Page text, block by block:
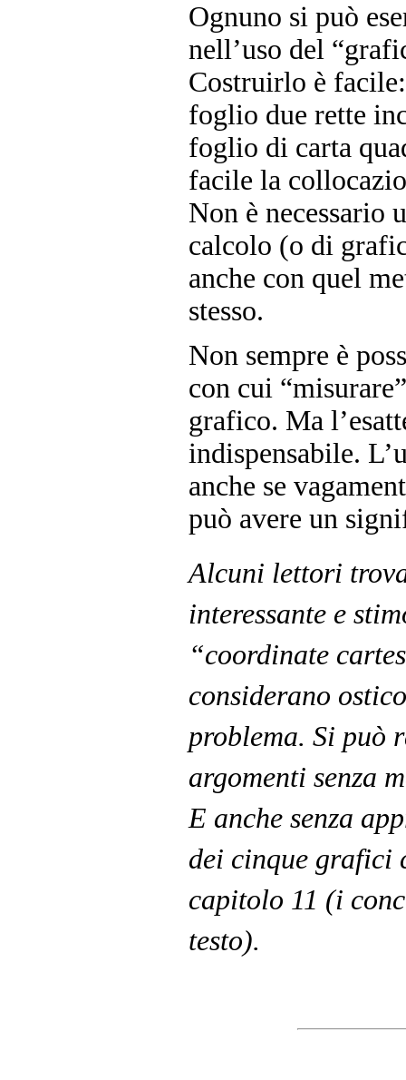
Ognuno si può
nell’uso del
Costruirlo è
foglio due rette
foglio di carta
facile la
Non è necessario
calcolo (o di
anche con quel
stesso.
Non sempre è
con cui
grafico. Ma
indispensabile.
anche se
può avere un
Alcuni lettori
interessante e
“coordinate
considerano
problema. Si può
argomenti senza
E anche senza
dei cinque grafici
capitolo 11 (i
testo).